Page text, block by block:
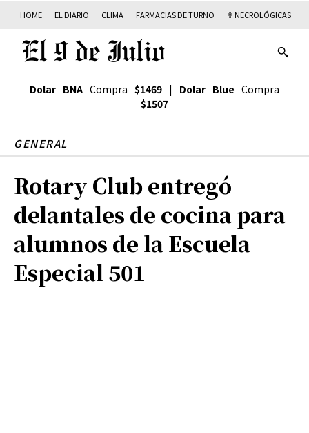
HOME EL DIARIO CLIMA FARMACIAS DE TURNO ✟ NECROLÓGICAS
Dolar BNA Compra $1469 | Dolar Blue Compra
$1507
GENERAL
Rotary Club entregó
delantales de cocina para
alumnos de la Escuela
Especial 501